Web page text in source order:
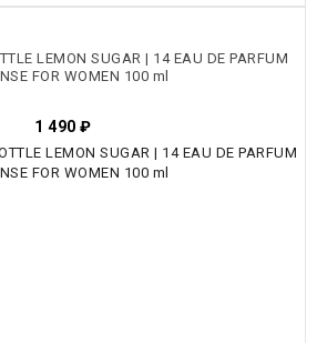
LEMON SUGAR | 14 EAU DE PARFUM
FOR WOMEN 100 ml
1 490 ₽